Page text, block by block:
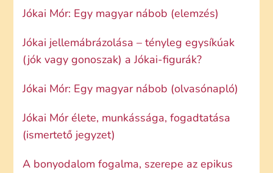
Jókai Mór: Egy magyar nábob (elemzés)
Jókai jellemábrázolása – tényleg egysíkúak
(jók vagy gonoszak) a Jókai-figurák?
Jókai Mór: Egy magyar nábob (olvasónapló)
Jókai Mór élete, munkássága, fogadtatása
(ismertető jegyzet)
A bonyodalom fogalma, szerepe az epikus